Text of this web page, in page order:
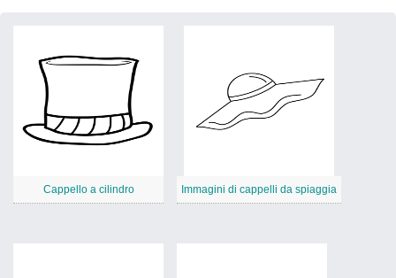
Cappello a cilindro Immagini di cappelli da spiaggia